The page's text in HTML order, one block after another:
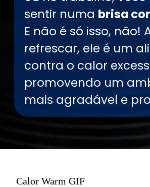
sentir numa brisa
E não é só isso, não!
refrescar, ele é um
contra o calor
promovendo um
mais agradável e
Calor Warm GIF